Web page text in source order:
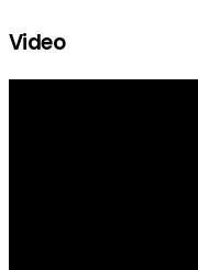
Video